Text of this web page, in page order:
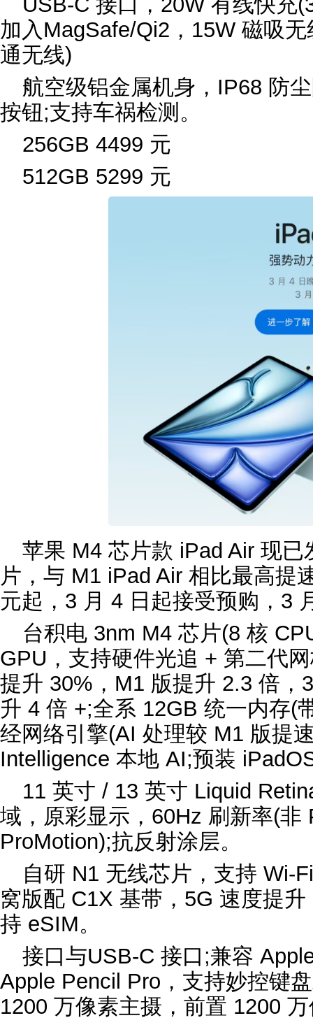
加入MagSafe/Qi2，15W 磁吸
通无线)
航空级铝金属机身，IP68 防
按钮;支持车祸检测。
256GB 4499 元
512GB 5299 元
苹果 M4 芯片款 iPad Air 现
片，与 M1 iPad Air 相比最高提
元起，3 月 4 日起接受预购，3
台积电 3nm M4 芯片(8 核
GPU，支持硬件光追 + 第二代
提升 30%，M1 版提升 2.3 倍，
升 4 倍 +;全系 12GB 统一内存(
经网络引擎(AI 处理较 M1 版提
Intelligence 本地 AI;预装
11 英寸 / 13 英寸 Liquid
域，原彩显示，60Hz 刷新率(非
ProMotion);抗反射涂层。
自研 N1 无线芯片，支持
窝版配 C1X 基带，5G 速度提
持 eSIM。
接口与USB‑C 接口;兼容
Apple Pencil Pro，支持妙控键
1200 万像素主摄，前置 1200